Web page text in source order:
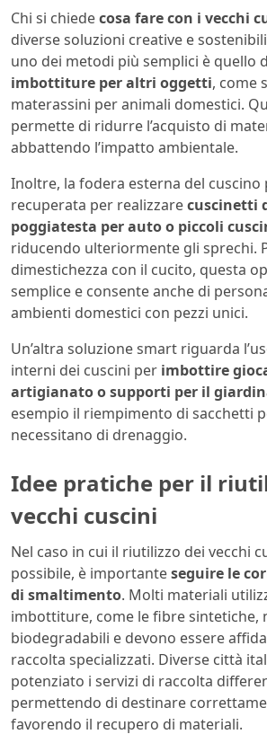
Chi si chiedecosa fare con i vecchi
diverse soluzioni creative e
uno dei metodi più semplici è quello
imbottiture per altri oggetti, come
materassini per animali domestici.
permette di ridurre l’acquisto di
abbattendo l’impatto ambientale.
Inoltre, la fodera esterna del cuscino
recuperata per realizzarecuscinetti
poggiatesta per auto o piccoli
riducendo ulteriormente gli sprechi.
dimestichezza con il cucito, questa
semplice e consente anche di
ambienti domestici con pezzi unici.
Un’altra soluzione smart riguarda
interni dei cuscini per imbottire
artigianato o supporti per il
esempio il riempimento di sacchetti
necessitano di drenaggio.
Idee pratiche per il
vecchi cuscini
Nel caso in cui il riutilizzo dei vecchi
possibile, è importanteseguire le
di smaltimento. Molti materiali
imbottiture, come le fibre sintetiche,
biodegradabili e devono essere
raccolta specializzati. Diverse città
potenziato i servizi di raccolta
permettendo di destinare
favorendo il recupero di materiali.